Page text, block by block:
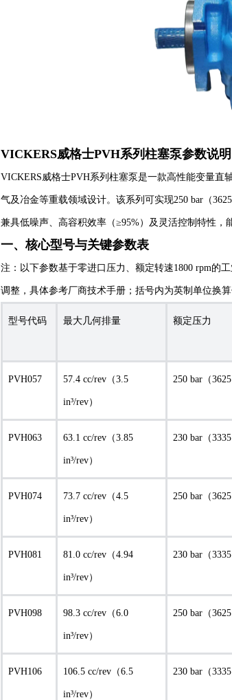
VICKERS威格士PVH系列柱塞泵参数说明
VICKERS威格士PVH系列柱塞泵是一款高性能变量
气及冶金等重载领域设计。该系列可实现250 bar（
兼具低噪声、高容积效率（≥95%）及灵活控制特性，
一、核心型号与关键参数表
注：以下参数基于零进口压力、额定转速1800 rpm的
调整，具体参考厂商技术手册；括号内为英制单位换算
型号代码 最大几何排量 额定压力
PVH057 57.4 cc/rev（3.5
in³/rev）
250 bar（3625
PVH063 63.1 cc/rev（3.85
in³/rev）
230 bar（3335
PVH074 73.7 cc/rev（4.5
in³/rev）
250 bar（3625
PVH081 81.0 cc/rev（4.94
in³/rev）
230 bar（3335
PVH098 98.3 cc/rev（6.0
in³/rev）
250 bar（3625
PVH106 106.5 cc/rev（6.5
in³/rev）
230 bar（3335